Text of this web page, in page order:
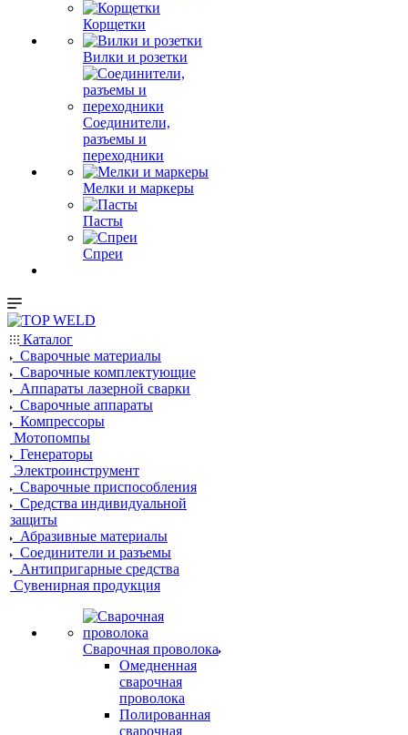
Корщетки
Вилки и розетки
Соединители,
разъемы и
переходники
Мелки и маркеры
Пасты
Спреи
Каталог
Сварочные материалы
Сварочные комплектующие
Аппараты лазерной сварки
Сварочные аппараты
Компрессоры
Мотопомпы
Генераторы
Электроинструмент
Сварочные приспособления
Средства индивидуальной
защиты
Абразивные материалы
Соединители и разъемы
Антипригарные средства
Сувенирная продукция
Сварочная проволока
Омедненная
сварочная
проволока
Полированная
сварочная